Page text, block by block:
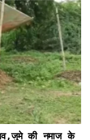
की नमाज के